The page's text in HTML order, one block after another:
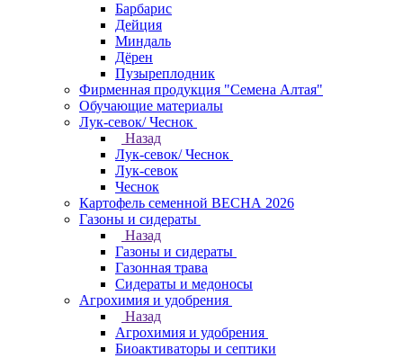
Барбарис
Дейция
Миндаль
Дёрен
Пузыреплодник
Фирменная продукция "Семена Алтая"
Обучающие материалы
Лук-севок/ Чеснок
Назад
Лук-севок/ Чеснок
Лук-севок
Чеснок
Картофель семенной ВЕСНА 2026
Газоны и сидераты
Назад
Газоны и сидераты
Газонная трава
Сидераты и медоносы
Агрохимия и удобрения
Назад
Агрохимия и удобрения
Биоактиваторы и септики